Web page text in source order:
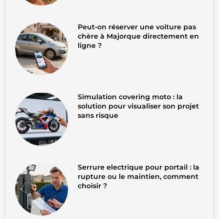
Peut-on réserver une voiture pas
chère à Majorque directement en
ligne ?
Simulation covering moto : la
solution pour visualiser son projet
sans risque
Serrure electrique pour portail : la
rupture ou le maintien, comment
choisir ?